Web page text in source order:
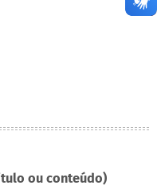
ou conteúdo)